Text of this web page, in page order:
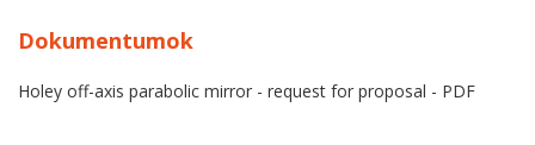
Dokumentumok
Holey off-axis parabolic mirror - request for proposal - PDF